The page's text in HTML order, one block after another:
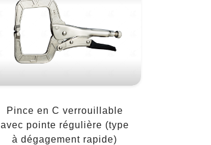
Pince en C verrouillable
avec pointe régulière (type
à dégagement rapide)